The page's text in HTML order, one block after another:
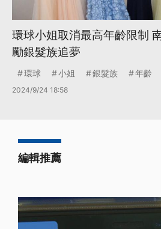
環球小姐取消最高年齡限制
勵銀髮族追夢
環球 小姐 銀髮族 年齡
2024/9/24 18:58
編輯推薦